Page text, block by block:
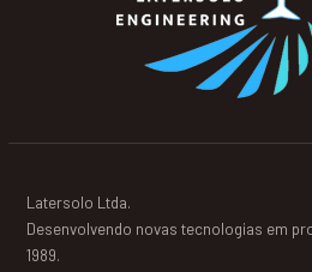
Latersolo Ltda.
Desenvolvendo novas tecnologias em
1989.